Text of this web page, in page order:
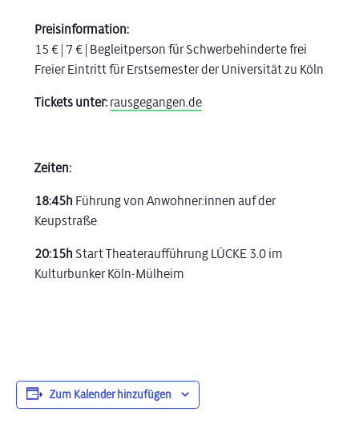
Preisinformation:
15 € | 7 € | Begleitperson für Schwerbehinderte frei
Freier Eintritt für Erstsemester der Universität zu Köln
Tickets unter: rausgegangen.de
Zeiten:
18:45h Führung von Anwohner:innen auf der
Keupstraße
20:15h Start Theateraufführung LÜCKE 3.0 im
Kulturbunker Köln-Mülheim
Zum Kalender hinzufügen